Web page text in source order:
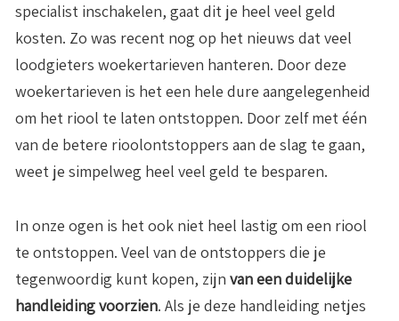
specialist inschakelen, gaat dit je heel veel geld
kosten. Zo was recent nog op het nieuws dat veel
loodgieters woekertarieven hanteren. Door deze
woekertarieven is het een hele dure aangelegenheid
om het riool te laten ontstoppen. Door zelf met één
van de betere rioolontstoppers aan de slag te gaan,
weet je simpelweg heel veel geld te besparen.
In onze ogen is het ook niet heel lastig om een riool
te ontstoppen. Veel van de ontstoppers die je
tegenwoordig kunt kopen, zijn van een duidelijke
handleiding voorzien. Als je deze handleiding netjes